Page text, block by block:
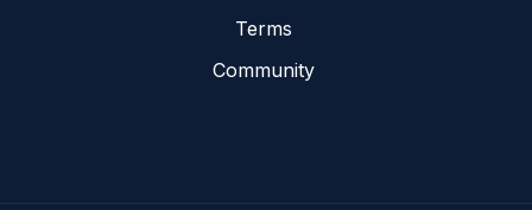
Terms
Community